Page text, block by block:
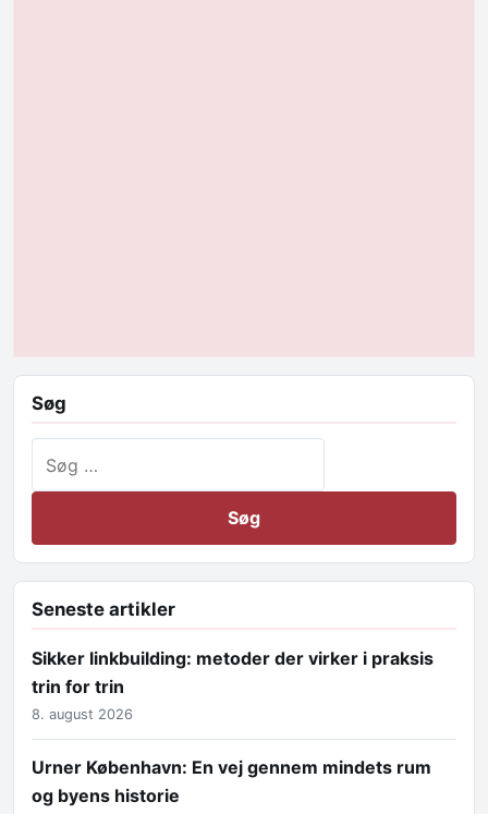
Søg
Seneste artikler
Sikker linkbuilding: metoder der virker i praksis
trin for trin
8. august 2026
Urner København: En vej gennem mindets rum
og byens historie